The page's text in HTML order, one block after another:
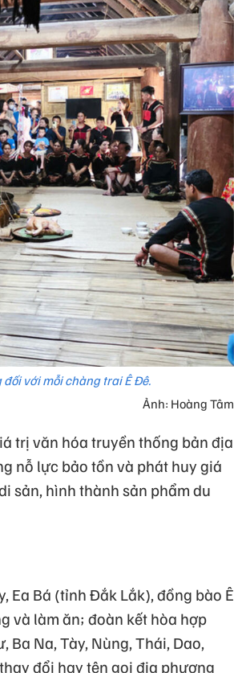
với mỗi chàng trai Ê Đê.
Ảnh: Hoàng Tâm
trị văn hóa truyền thống bản địa
nỗ lực bảo tồn và phát huy giá
sản, hình thành sản phẩm du
Ea Bá (tỉnh Đắk Lắk), đồng bào Ê
và làm ăn; đoàn kết hòa hợp
Na, Tày, Nùng, Thái, Dao,
đổi hay tên gọi địa phương